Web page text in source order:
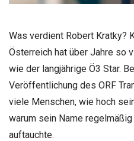
Was verdient Robert Kratky?
Österreich hat über Jahre so
wie der langjährige Ö3 Star.
Veröffentlichung des ORF
viele Menschen, wie hoch
warum sein Name
auftauchte.